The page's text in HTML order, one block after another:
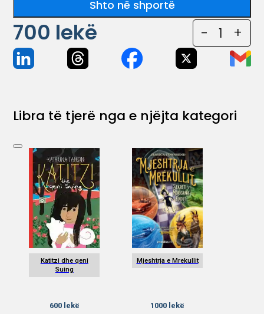
Shto në shportë
700 lekë - 1 +
Libra të tjerë nga e njëjta kategori
Katitzi dhe qeni
Suing
600lekë
Mjeshtrja e Mrekullit
1000 lekë